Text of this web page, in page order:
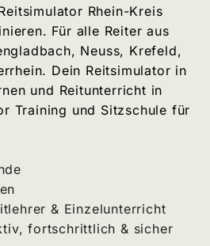
Rhein-Kreis
Für alle Reiter aus
Neuss, Krefeld,
Dein Reitsimulator in
und Reitunterricht in
Training und Sitzschule für
& Einzelunterricht
fortschrittlich & sicher